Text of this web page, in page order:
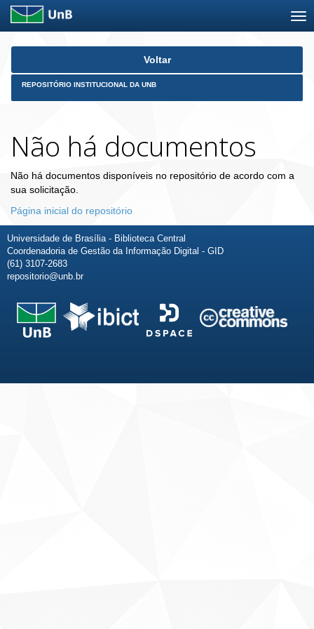
Skip
Voltar
REPOSITÓRIO INSTITUCIONAL DA UNB
Não há documentos
Não há documentos disponíveis no repositório de acordo com a
sua solicitação.
Página inicial do repositório
Universidade de Brasília - Biblioteca Central
Coordenadoria de Gestão da Informação Digital - GID
(61) 3107-2683
repositorio@unb.br